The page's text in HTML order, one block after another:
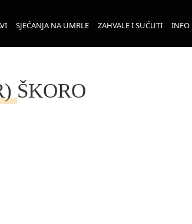
SJEĆANJA NA UMRLE ZAHVALE I SUĆUTI INFO
ŠKORO